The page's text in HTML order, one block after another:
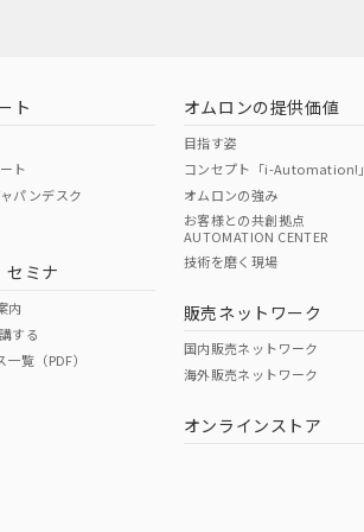
O O
ページへ
ください
ト
ト
パンデスク
セミナ
内
する
覧（PDF）
オムロンの提供価値
目指す姿
コンセプト「i-Automation!」
オムロンの強み
お客様との共創拠点
AUTOMATION CENTER
技術を磨く現場
販売ネットワーク
国内販売ネットワーク
海外販売ネットワーク
オンラインストア